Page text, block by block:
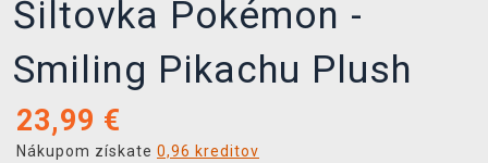
Šiltovka Pokémon -
Smiling Pikachu Plush
23,99 €
Nákupom získate 0,96 kreditov